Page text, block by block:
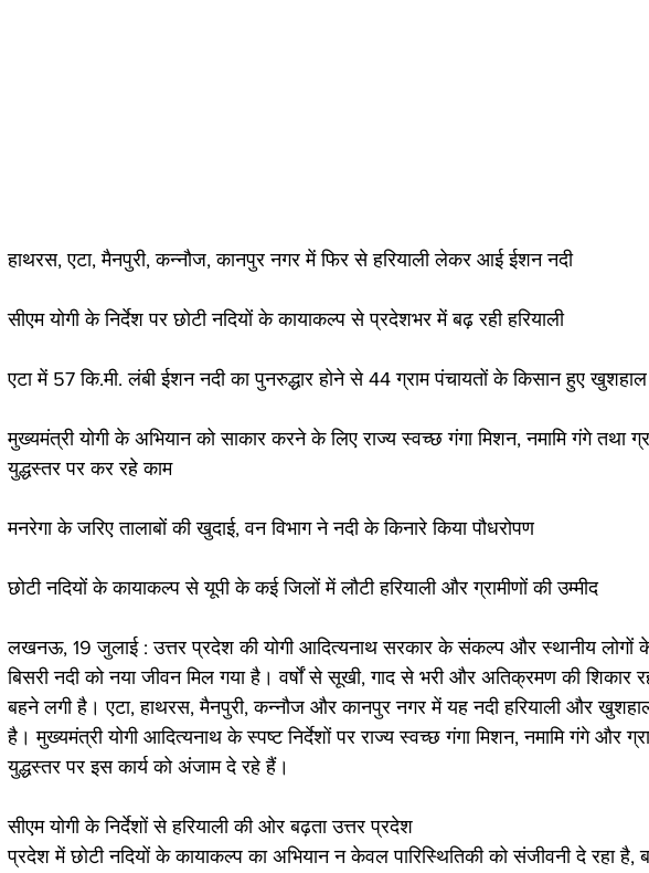
हाथरस, एटा, मैनपुरी, कन्नौज, कानपुर नगर में फिर से हरियाली लेकर आई ईशन नदी
सीएम योगी के निर्देश पर छोटी नदियों के कायाकल्प से प्रदेशभर में बढ़ रही हरियाली
एटा में 57 कि.मी. लंबी ईशन नदी का पुनरुद्धार होने से 44 ग्राम पंचायतों के किसान हुए खुशहाल
मुख्यमंत्री योगी के अभियान को साकार करने के लिए राज्य स्वच्छ गंगा मिशन, नमामि गंगे तथा
युद्धस्तर पर कर रहे काम
मनरेगा के जरिए तालाबों की खुदाई, वन विभाग ने नदी के किनारे किया पौधरोपण
छोटी नदियों के कायाकल्प से यूपी के कई जिलों में लौटी हरियाली और ग्रामीणों की उम्मीद
लखनऊ, 19 जुलाई : उत्तर प्रदेश की योगी आदित्यनाथ सरकार के संकल्प और स्थानीय
बिसरी नदी को नया जीवन मिल गया है। वर्षों से सूखी, गाद से भरी और अतिक्रमण की शिकार
बहने लगी है। एटा, हाथरस, मैनपुरी, कन्नौज और कानपुर नगर में यह नदी हरियाली और
है। मुख्यमंत्री योगी आदित्यनाथ के स्पष्ट निर्देशों पर राज्य स्वच्छ गंगा मिशन, नमामि गंगे और
युद्धस्तर पर इस कार्य को अंजाम दे रहे हैं।
सीएम योगी के निर्देशों से हरियाली की ओर बढ़ता उत्तर प्रदेश
प्रदेश में छोटी नदियों के कायाकल्प का अभियान न केवल पारिस्थितिकी को संजीवनी दे रहा है,